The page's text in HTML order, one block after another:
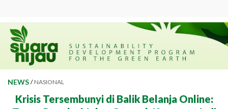
NEWS / NASIONAL
Krisis Tersembunyi di Balik Belanja Online: